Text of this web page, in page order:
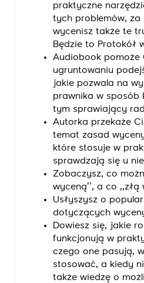
praktyczne
tych problemów,
wycenisz także te
Będzie to Protokół
Audiobook pomoże
ugruntowaniu
jakie pozwala na
prawnika w sposób
tym sprawiający
Autorka przekaże
temat zasad
które stosuje w
sprawdzają się u
Zobaczysz, co
wyceną’’, a co ,,złą
Usłyszysz o
dotyczących
Dowiesz się, jakie
funkcjonują w
czego one pasują,
stosować, a kiedy
także wiedzę o